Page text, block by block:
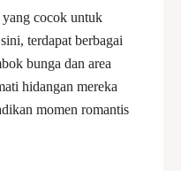
yang cocok untuk
terdapat berbagai
bunga dan area
hidangan mereka
momen romantis